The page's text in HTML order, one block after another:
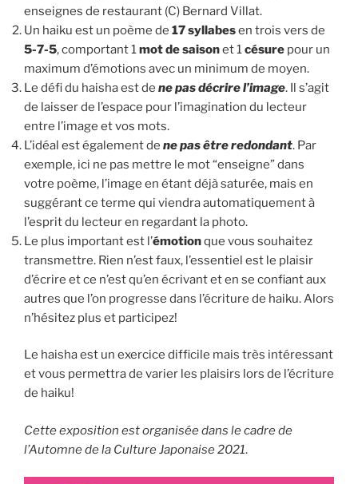
enseignes de restaurant (C) Bernard Villat.
Un haiku est un poème de 17 syllabesen trois vers de
5-7-5, comportant 1 mot de saisonet 1 césure pour un
maximum d’émotions avec un minimum de moyen.
Le défi du haisha est de ne pas décrire l’image. Il s’agit
de laisser de l’espace pour l’imagination du lecteur
entre l’image et vos mots.
L’idéal est également de ne pas être redondant. Par
exemple, ici ne pas mettre le mot “enseigne” dans
votre poème, l’image en étant déjà saturée, mais en
suggérant ce terme qui viendra automatiquement à
l’esprit du lecteur en regardant la photo.
Le plus important est l’émotionque vous souhaitez
transmettre. Rien n’est faux, l’essentiel est le plaisir
d’écrire et ce n’est qu’en écrivant et en se confiant aux
autres que l’on progresse dans l’écriture de haiku. Alors
n’hésitez plus et participez!
Le haisha est un exercice difficile mais très intéressant
et vous permettra de varier les plaisirs lors de l’écriture
de haiku!
Cette exposition est organisée dans le cadre de
l’Automne de la Culture Japonaise 2021.